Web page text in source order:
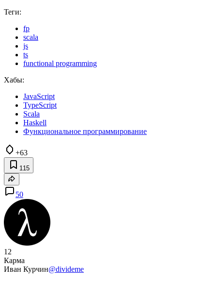
Теги:
fp
scala
js
ts
functional programming
Хабы:
JavaScript
TypeScript
Scala
Haskell
Функциональное программирование
+63
115
50
12
Карма
Иван Курчин@divideme